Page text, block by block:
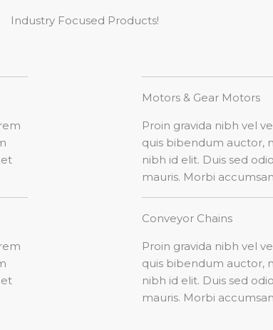
Industry Focused Products!​
Motors & Gear Motors​
Proin gravida nibh vel
quis bibendum auctor,
nibh id elit. Duis sed
mauris. Morbi
Conveyor Chains
Proin gravida nibh vel
quis bibendum auctor,
nibh id elit. Duis sed
mauris. Morbi